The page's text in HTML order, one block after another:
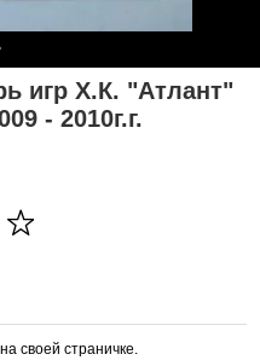
игр Х.К. "Атлант"
- 2010г.г.
своей страничке.